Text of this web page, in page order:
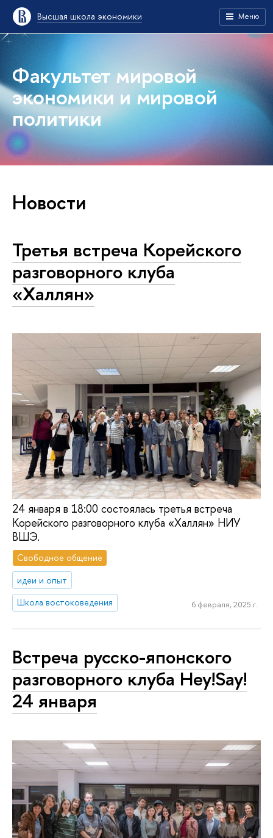
Высшая школа экономики Меню
Факультет мировой
экономики и мировой
политики
Новости
Третья встреча Корейского
разговорного клуба
«Халлян»
24 января в 18:00 состоялась третья встреча
Корейского разговорного клуба «Халлян» НИУ
ВШЭ.
Свободное общение
идеи и опыт
Школа востоковедения
6 февраля, 2025 г.
Встреча русско-японского
разговорного клуба Hey!Say!
24 января